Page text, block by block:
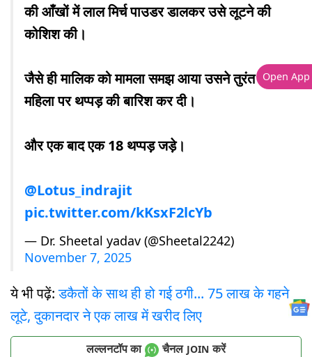
की आँखों में लाल मिर्च पाउडर डालकर उसे लूटने की
कोशिश की।
जैसे ही मालिक को मामला समझ आया उसने तुरंत ही
महिला पर थप्पड़ की बारिश कर दी।
और एक बाद एक 18 थप्पड़ जड़े।
@Lotus_indrajit
pic.twitter.com/kKsxF2lcYb
— Dr. Sheetal yadav (@Sheetal2242)
November 7, 2025
ये भी पढ़ें:डकैतों के साथ ही हो गई ठगी... 75 लाख के गहने
लूटे, दुकानदार ने एक लाख में खरीद लिए
लल्लनटॉप का चैनल JOIN करें
Open App